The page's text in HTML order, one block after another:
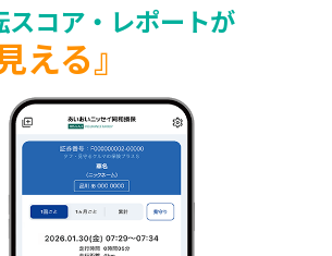
スコア・レポートが
える』